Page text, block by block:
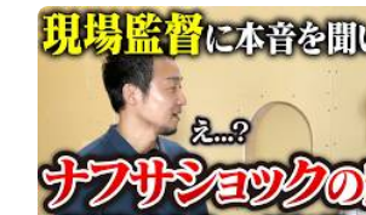
工務店の方へ
各種メディアのみなさまへ
【クルー専用】ログインページ